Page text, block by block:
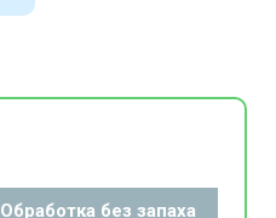
Обработка без запаха